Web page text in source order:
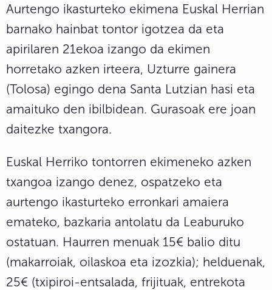
Aurtengo ikasturteko ekimena Euskal Herrian
barnako hainbat tontor igotzea da eta
apirilaren 21ekoa izango da ekimen
horretako azken irteera, Uzturre gainera
(Tolosa) egingo dena Santa Lutzian hasi eta
amaituko den ibilbidean. Gurasoak ere joan
daitezke txangora.
Euskal Herriko tontorren ekimeneko azken
txangoa izango denez, ospatzeko eta
aurtengo ikasturteko erronkari amaiera
emateko, bazkaria antolatu da Leaburuko
ostatuan. Haurren menuak 15€ balio ditu
(makarroiak, oilaskoa eta izozkia); helduenak,
25€ (txipiroi-entsalada, frijituak, entrekota